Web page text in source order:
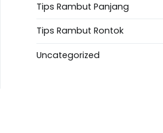
Tips Rambut Panjang
Tips Rambut Rontok
Uncategorized